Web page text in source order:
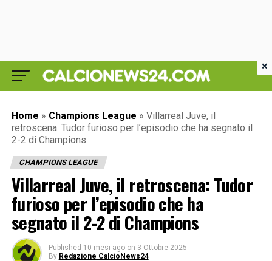
Home » Champions League » Villarreal Juve, il
retroscena: Tudor furioso per l’episodio che ha segnato il
2-2 di Champions
CHAMPIONS LEAGUE
Villarreal Juve, il retroscena: Tudor
furioso per l’episodio che ha
segnato il 2-2 di Champions
Published 10 mesi ago on 3 Ottobre 2025
By Redazione CalcioNews24
×